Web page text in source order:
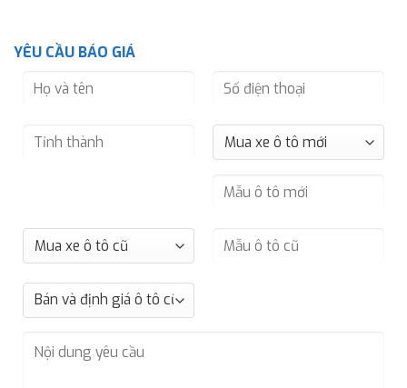
YÊU CẦU BÁO GIÁ